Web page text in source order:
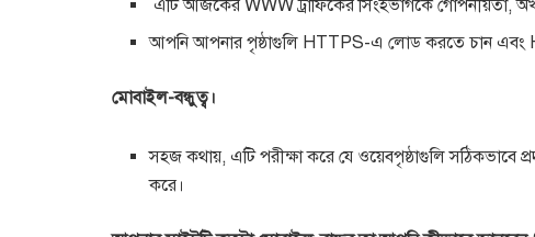
এটি আজকের WWW ট্রাফিকের সিংহভাগকে গোপনীয়তা,
আপনি আপনার পৃষ্ঠাগুলি HTTPS-এ লোড করতে চান এবং
মোবাইল-বন্ধুত্ব।
সহজ কথায়, এটি পরীক্ষা করে যে ওয়েবপৃষ্ঠাগুলি সঠিকভাবে
করে।